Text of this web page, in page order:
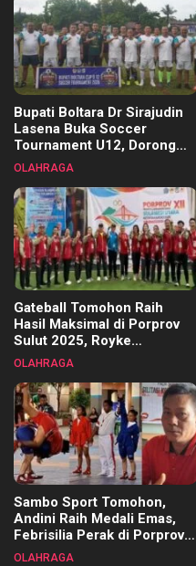
Bupati Boltara Dr Sirajudin
Lasena Buka Soccer
Tournament U12, Dorong
Pembinaan Merata di Setiap
OLAHRAGA
Gateball Tomohon Raih
Hasil Maksimal di Porprov
Sulut 2025, Royke
Tangkawarouw Ucapkan
OLAHRAGA
Sambo Sport Tomohon,
Andini Raih Medali Emas,
Febrisilia Perak di Porprov
Sulut 2025
OLAHRAGA